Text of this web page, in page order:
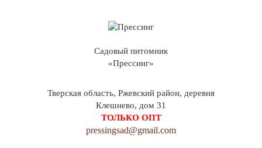
Садовый питомник
«Прессинг»
Тверская область, Ржевский район, деревня
Клешнево, дом 31
ТОЛЬКО ОПТ
pressingsad@gmail.com